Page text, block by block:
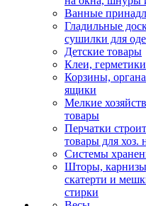
Ванные
Гладильные
сушилки для
Детские товары
Клеи,
Корзины,
ящики
Мелкие
товары
Перчатки
товары для хоз.
Системы
Шторы,
скатерти и
стирки